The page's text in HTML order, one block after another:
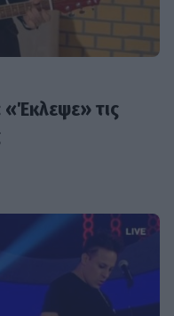
«Έκλεψε» τις